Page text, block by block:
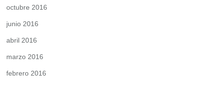
octubre 2016
junio 2016
abril 2016
marzo 2016
febrero 2016